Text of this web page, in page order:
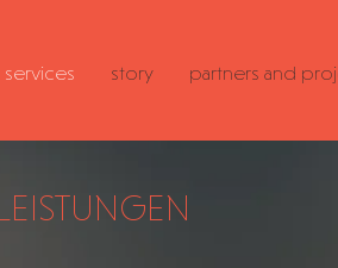
services story partners and